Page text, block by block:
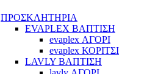
ΠΡΟΣΚΛΗΤΗΡΙΑ
EVAPLEX ΒΑΠΤΙΣΗ
evaplex ΑΓΟΡΙ
evaplex ΚΟΡΙΤΣΙ
LAVLY ΒΑΠΤΙΣΗ